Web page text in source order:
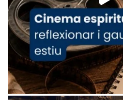
Arquebisbat de
2 weeks ago
«Avui les santes Juliana i
ajuden a alçar la mirada»
Mons. Sergi Gordo,
presidit aquest 27 de
Santes de Mataró.